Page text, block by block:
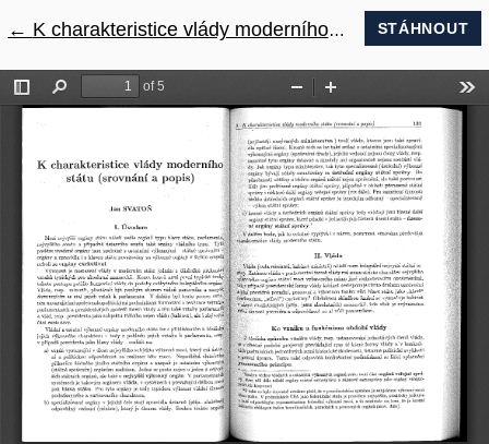
← Návrat na podrobnosti článku
K charakteristice vlády moderního státu (srovnání a popis) STÁHNOUT